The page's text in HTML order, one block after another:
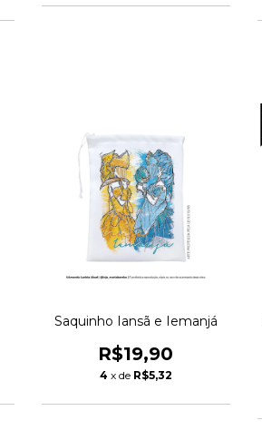
Saquinho Iansã e Iemanjá
R$19,90
4 x de R$5,32